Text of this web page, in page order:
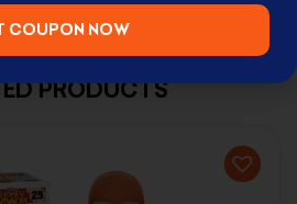
PRODUCTS
COUPON NOW